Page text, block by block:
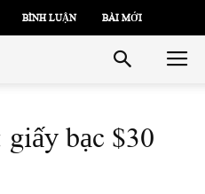
BÌNH LUẬN BÀI MỚI
bạc $30